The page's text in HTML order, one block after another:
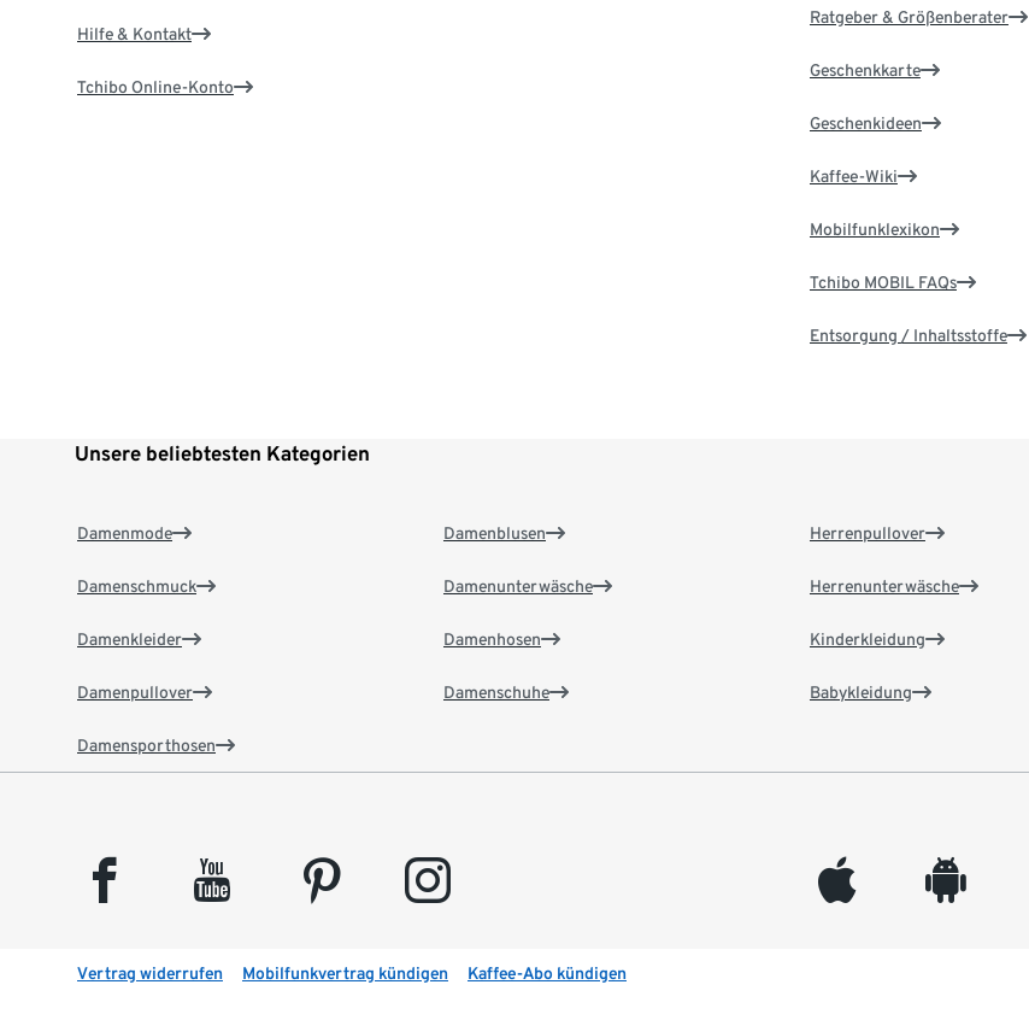
Hilfe & Kontakt
Tchibo Online-Konto
Ratgeber & Größenberater
Geschenkkarte
Geschenkideen
Kaffee-Wiki
Mobilfunklexikon
Tchibo MOBIL FAQs
Entsorgung / Inhaltsstoffe
Unsere beliebtesten Kategorien
Damenmode
Damenschmuck
Damenkleider
Damenpullover
Damensporthosen
Damenblusen
Damenunterwäsche
Damenhosen
Damenschuhe
Herrenpullover
Herrenunterwäsche
Kinderkleidung
Babykleidung
facebook youtube pinterest instagram appleinc android
Vertrag widerrufen Mobilfunkvertrag kündigen Kaffee-Abo kündigen